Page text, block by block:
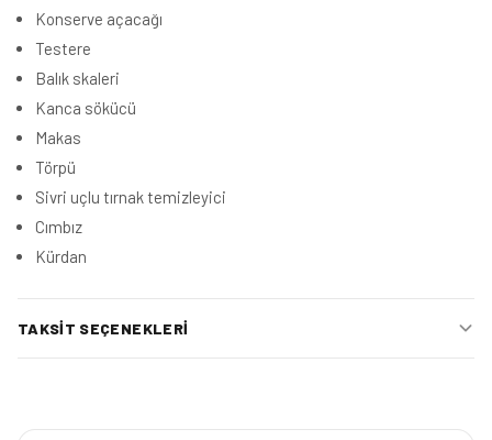
Konserve açacağı
Testere
Balık skaleri
Kanca sökücü
Makas
Törpü
Sivri uçlu tırnak temizleyici
Cımbız
Kürdan
TAKSIT SEÇENEKLERI